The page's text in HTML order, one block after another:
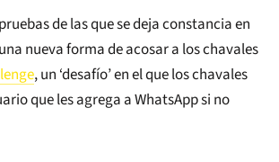
de las que se deja constancia en
nueva forma de acosar a los chavales
, un ‘desafío’ en el que los chavales
que les agrega a WhatsApp si no